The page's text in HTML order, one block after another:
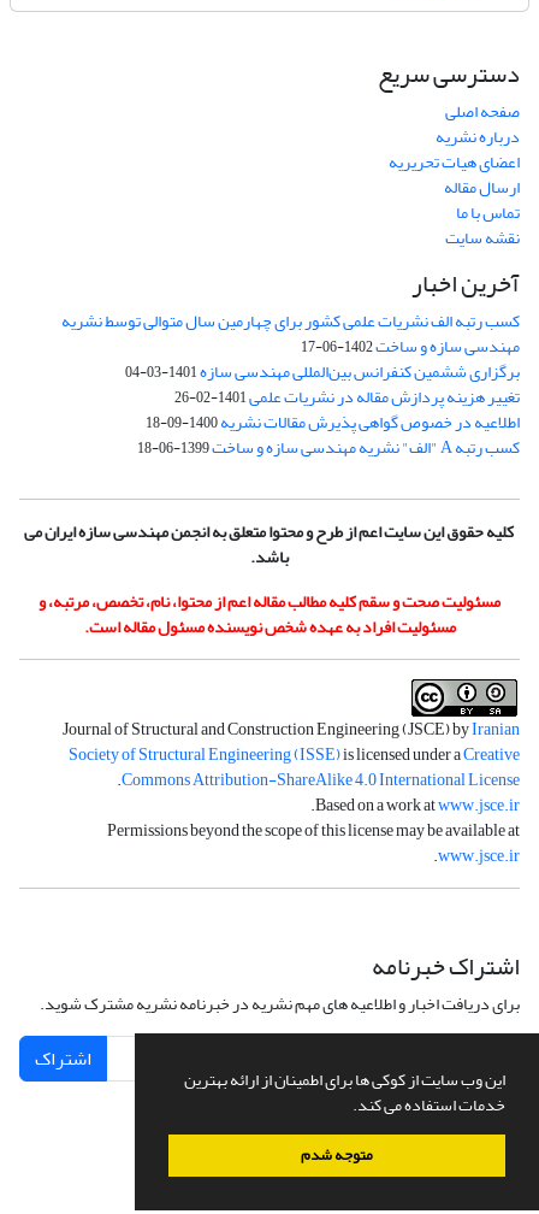
این وب سایت از کوکی ها برای اطمینان از ارائه بهترین
خدمات استفاده می کند.
متوجه شدم
دسترسی سریع
صفحه اصلی
درباره نشریه
اعضای هیات تحریریه
ارسال مقاله
تماس با ما
نقشه سایت
آخرین اخبار
کسب رتبه الف نشریات علمی کشور برای چهارمین سال متوالی توسط نشریه
مهندسی سازه و ساخت1402-06-17
برگزاری ششمین کنفرانس بین‌المللی مهندسی سازه1401-03-04
تغییر هزینه پردازش مقاله در نشریات علمی1401-02-26
اطلاعیه در خصوص گواهی پذیرش مقالات نشریه1400-09-18
کسب رتبه A "الف" نشریه مهندسی سازه و ساخت 1399-06-18
کلیه حقوق این سایت اعم از طرح و محتوا متعلق به انجمن مهندسی سازه ایران می
باشد.
مسئولیت صحت و سقم کلیه مطالب مقاله اعم از محتوا، نام، تخصص، مرتبه، و
مسئولیت افراد به عهده شخص نویسنده مسئول مقاله است.
Journal of Structural and Construction Engineering (JSCE) byIranian
Society of Structural Engineering (ISSE)is licensed under aCreative
Commons Attribution-ShareAlike 4.0 International License
.
Based on a work atwww.jsce.ir
.
Permissions beyond the scope of this license may be available at
www.jsce.ir
.
اشتراک خبرنامه
برای دریافت اخبار و اطلاعیه های مهم نشریه در خبرنامه نشریه مشترک شوید.
اشتراک
سامانه مدیریت نشریات علمی.طراحی و پیاده سازی ازسیناوب